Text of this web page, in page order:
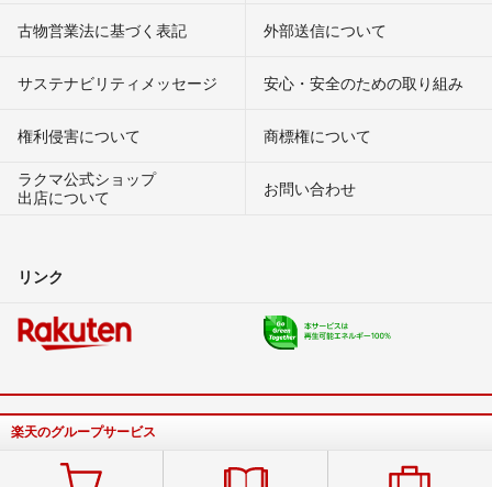
古物営業法に基づく表記 外部送信について
サステナビリティメッセージ 安心・安全のための取り組み
権利侵害について
商標権について
ラクマ公式ショップ
出店について
お問い合わせ
リンク
楽天のグループサービス